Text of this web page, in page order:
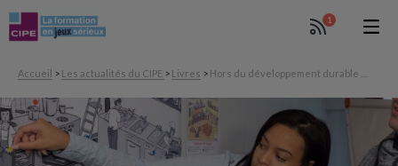
1
Accueil > Les actualités du CIPE > Livres > Hors du développement durable …